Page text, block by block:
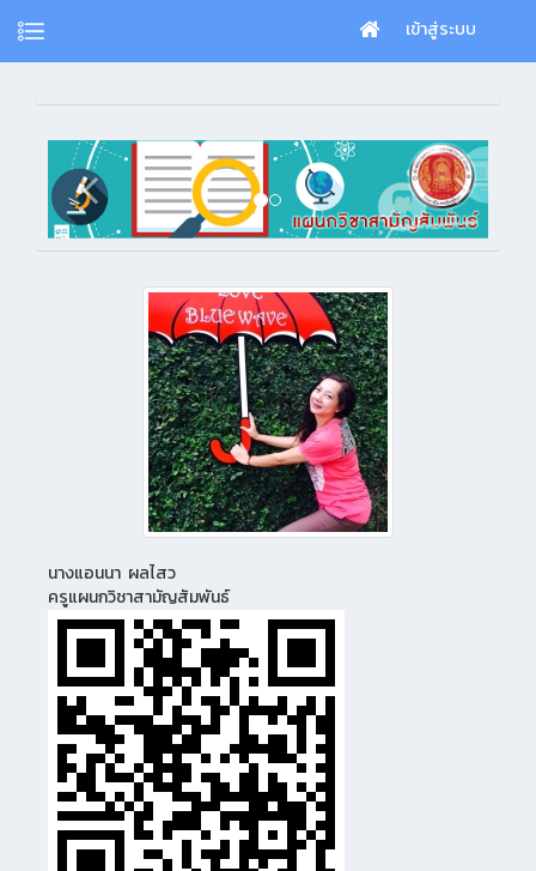
เข้าสู่ระบบ
นางแอนนา ผลไสว
ครูแผนกวิชาสามัญสัมพันธ์